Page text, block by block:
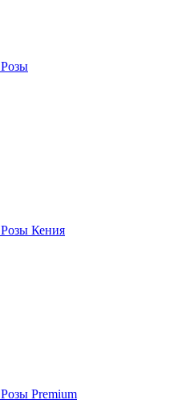
Розы
Розы Кения
Розы Premium